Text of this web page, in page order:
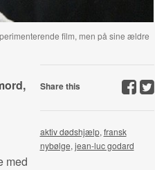
film, men på sine ældre
med
Share this
aktiv dødshjælp, fransk
nybølge, jean-luc godard